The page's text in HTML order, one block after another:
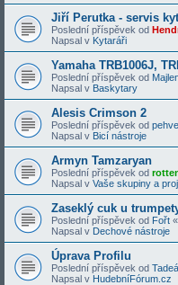
Jiří Perutka - servis
Poslední příspěvek od
Napsal v Kytaráři
Yamaha TRB1006J,
Poslední příspěvek od
Napsal v Baskytary
Alesis Crimson 2
Poslední příspěvek od pehve
Napsal v Bicí nástroje
Armyn Tamzaryan
Poslední příspěvek od
Napsal v Vaše skupiny a
Zaseklý cuk u
Poslední příspěvek od Fořt «
Napsal v Dechové nástroje
Úprava Profilu
Poslední příspěvek od
Napsal v HudebníFórum.cz